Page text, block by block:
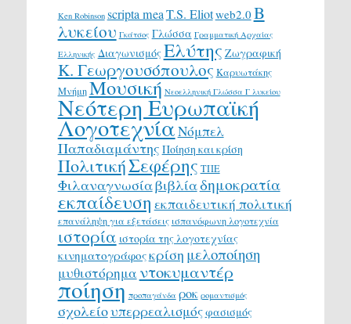
Ken Robinson scripta meaT.S. Eliotweb2.0 Β
λυκείου Γκάτσος Γλώσσα Γραμματική Αρχαίας
Ελληνικής ΔιαγωνισμόςΕλύτης Ζωγραφική
Κ. Γεωργουσόπουλος Καρυωτάκης
ΜνήμηΜουσική Νεοελληνική Γλώσσα Γ λυκείου
Νεότερη Ευρωπαϊκή
ΛογοτεχνίαΝόμπελ
Παπαδιαμάντης Ποίηση και κρίση
ΠολιτικήΣεφέρης ΤΠΕ
Φιλαναγνωσίαβιβλίαδημοκρατία
εκπαίδευση εκπαιδευτική πολιτική
επανάληψη για εξετάσεις ισπανόφωνη λογοτεχνία
ιστορία ιστορία της λογοτεχνίας
κινηματογράφοςκρίση μελοποίηση
μυθιστόρημα ντοκυμαντέρ
ποίηση προπαγάνδα ροκ ρομαντισμός
σχολείουπερρεαλισμόςφασισμός